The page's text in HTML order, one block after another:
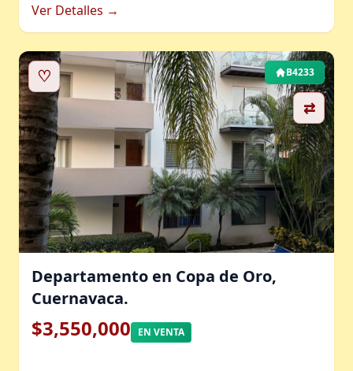
Ver Detalles →
♡
⇄
B4233
Departamento en Copa de Oro,
Cuernavaca.
$3,550,000 EN VENTA